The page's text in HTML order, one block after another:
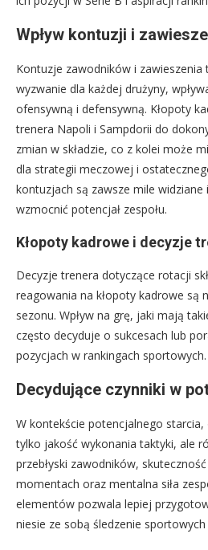
Wpływ kontuzji i
Kontuzje zawodników i zawieszenia
wyzwanie dla każdej drużyny,
ofensywną i defensywną. Kłopoty
trenera Napoli i Sampdorii do
zmian w składzie, co z kolei może
dla strategii meczowej i
kontuzjach są zawsze mile widziane
wzmocnić potencjał zespołu.
Kłopoty kadrowe i decyzje
Decyzje trenera dotyczące rotacji
reagowania na kłopoty kadrowe są
sezonu. Wpływ na grę, jaki mają
często decyduje o sukcesach lub
pozycjach w rankingach sportowych.
Decydujące czynniki w
W kontekście potencjalnego
tylko jakość wykonania taktyki, ale
przebłyski zawodników,
momentach oraz mentalna siła
elementów pozwala lepiej
niesie ze sobą śledzenie